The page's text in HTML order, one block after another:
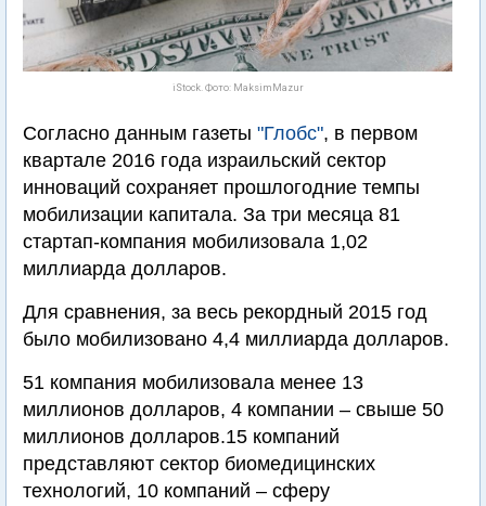
iStock. Фото: MaksimMazur
Согласно данным газеты "Глобс", в первом
квартале 2016 года израильский сектор
инноваций сохраняет прошлогодние темпы
мобилизации капитала. За три месяца 81
стартап-компания мобилизовала 1,02
миллиарда долларов.
Для сравнения, за весь рекордный 2015 год
было мобилизовано 4,4 миллиарда долларов.
51 компания мобилизовала менее 13
миллионов долларов, 4 компании – свыше 50
миллионов долларов.15 компаний
представляют сектор биомедицинских
технологий, 10 компаний – сферу